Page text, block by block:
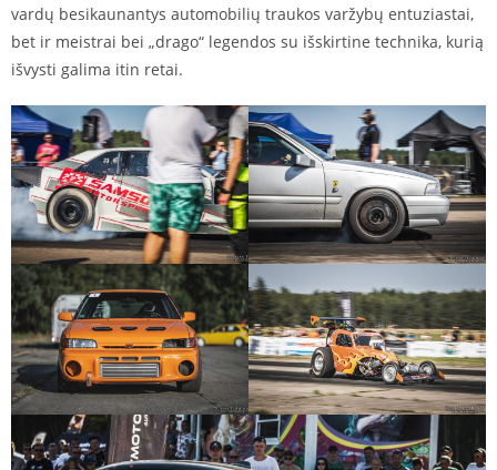
vardų besikaunantys automobilių traukos varžybų entuziastai,
bet ir meistrai bei „drago“ legendos su išskirtine technika, kurią
išvysti galima itin retai.